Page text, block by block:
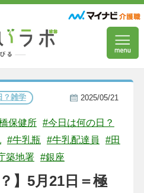
？雑学 2025/05/21
保健所 #今日は何の日？
#牛乳瓶 #牛乳配達員
#田
築地署 #銀座
】5月21日＝極